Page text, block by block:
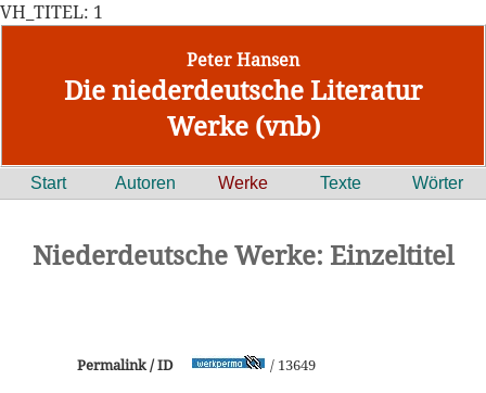
VH_TITEL: 1
Peter Hansen
Die niederdeutsche Literatur
Werke (vnb)
Start Autoren Werke Texte Wörter
Niederdeutsche Werke: Einzeltitel
Permalink / ID / 13649